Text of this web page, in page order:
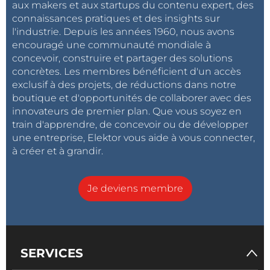
éoliennes modulaires. Lorsqu'on lui a demandé ce
que MOWEA ferait de ce budget de la campagne
médiatique, le fondateur et PDG Till Naumann a
répondu : « En tant que startup, nous avons besoin
de marketing dans toutes les directions que vous
pouvez imaginer : identité graphique de l'entreprise,
page d'accueil plus attrayante, témoignages vidéo
sur nos prototypes et nos tests sur le terrain, contenu
pour les partenaires B2B, présence sur des salons
professionnels pertinents, et surtout présence sur les
Cliquez ici pour voir
la présentation de MOWEA lors
lectronica 2016
Prêt à braquer les projecteurs sur votre jeune pousse
aux makers et aux startups du contenu expert, des
connaissances pratiques et des insights sur
l'industrie. Depuis les années 1960, nous avons
encouragé une communauté mondiale à
concevoir, construire et partager des solutions
concrètes. Les membres bénéficient d'un accès
exclusif à des projets, de réductions dans notre
boutique et d'opportunités de collaborer avec des
innovateurs de premier plan. Que vous soyez en
train d'apprendre, de concevoir ou de développer
une entreprise, Elektor vous aide à vous connecter,
à créer et à grandir.
Je deviens membre
SERVICES